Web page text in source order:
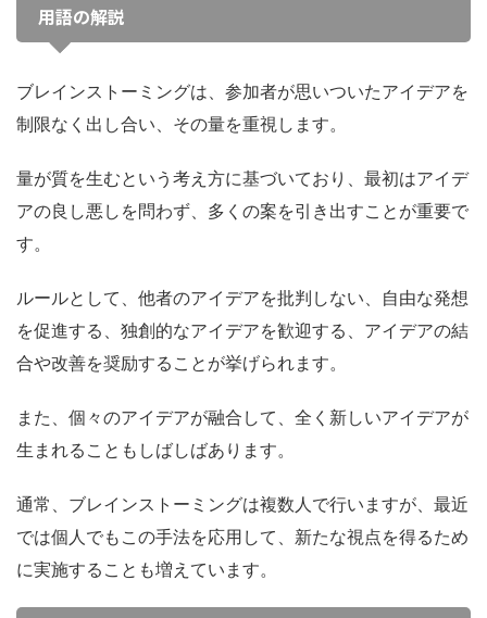
用語の解説
ブレインストーミングは、参加者が思いついたアイデアを
制限なく出し合い、その量を重視します。
量が質を生むという考え方に基づいており、最初はアイデ
アの良し悪しを問わず、多くの案を引き出すことが重要で
す。
ルールとして、他者のアイデアを批判しない、自由な発想
を促進する、独創的なアイデアを歓迎する、アイデアの結
合や改善を奨励することが挙げられます。
また、個々のアイデアが融合して、全く新しいアイデアが
生まれることもしばしばあります。
通常、ブレインストーミングは複数人で行いますが、最近
では個人でもこの手法を応用して、新たな視点を得るため
に実施することも増えています。